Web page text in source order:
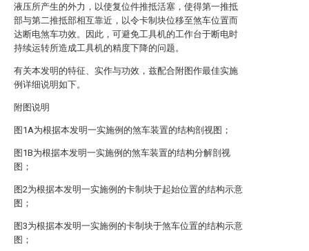
液压所产生的外力，以使复位件推抵活塞，使得第一推抵
部与第二推抵部相互靠近，以令卡制块位移至煞车位置而
达断电煞车功效。因此，可避免工具机的工作台于断电时
持续运转所造成工具机的精度下降的问题。
有关本发明的特征、实作与功效，兹配合附图作最佳实施
例详细说明如下。
附图说明
图1A为根据本发明一实施例的煞车装置的结构剖视图；
图1B为根据本发明一实施例的煞车装置的结构分解剖视
图；
图2为根据本发明一实施例的卡制块于起始位置的结构示意
图；
图3为根据本发明一实施例的卡制块于煞车位置的结构示意
图；